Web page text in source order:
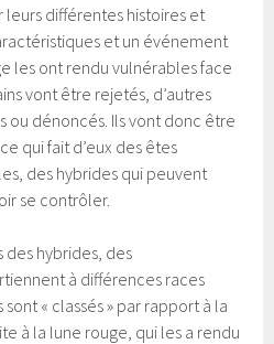
différentes histoires et
et un événement
les ont rendu vulnérables face
vont être rejetés, d’autres
ou dénoncés. Ils vont donc être
qui fait d’eux des êtes
des hybrides qui peuvent
se contrôler.
des hybrides, des
à différences races
« classés » par rapport à la
à la lune rouge, qui les a rendu